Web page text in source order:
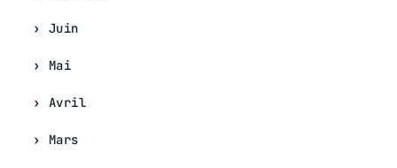
Juin
Mai
Avril
Mars